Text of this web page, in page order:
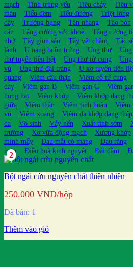
mạch
Tinh trùng yếu Tiêu chảy Tiêu
máu
Tiểu đêm Tiểu đường Triệt lông
dày
Trướng bụng Tàn nhang Táo bón
cân
Tăng cường sức khoẻ Tăng cường
nhớ
Tẩy giun sán Tẩy vết chàm Tắc
lành
U nang buồn trứng Ung thư
thư tuyến tiền liệt
Ung thư tử cung
vú
Ung thư đại tràng U xơ tuyến tiền
quang
Viêm cầu thận Viêm cổ tử cung
dày
Viêm gan B Viêm gan C Viêm
họng hạt
Viêm khớp Viêm khớp dạng
giữa
Viêm thận Viêm tinh hoàn Viêm
vú
Viêm xoang Viêm đa khớp dạng thấp
da
Vô sinh Vảy nến Xuất tinh sớm
trướng
Xơ vữa động mạch Xương khớp
mình mẩy
Đau mắt có màng Đau răng
máu
Điều hoà kinh nguyệt Đái dầm
2
Bột ngải cứu nguyên chất thiên nhiên
250.000 VND/hộp
Đã bán: 1
Thêm vào giỏ